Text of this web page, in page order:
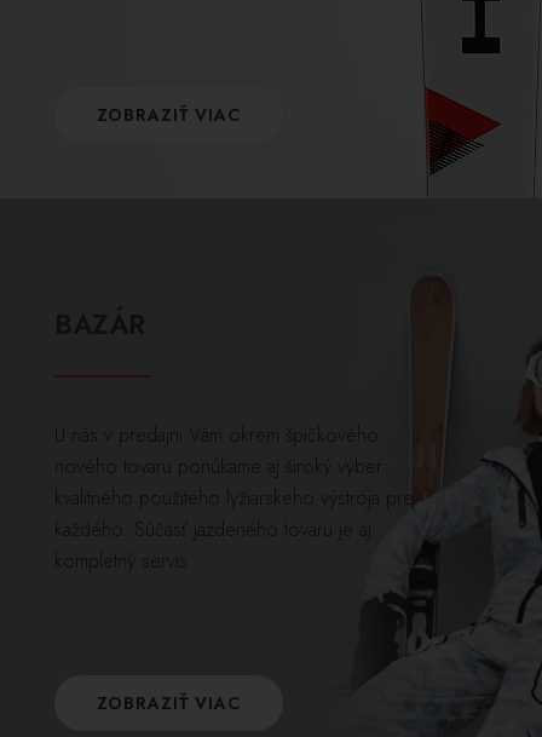
ZOBRAZIŤ VIAC
U nás v predajni Vám okrem špičkového
nového tovaru ponúkame aj široký výber
kvalitného použitého lyžiarskeho výstroja pre
každého. Súčasť jazdeného tovaru je aj
kompletný servis.
ZOBRAZIŤ VIAC